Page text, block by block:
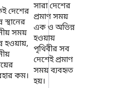
দেশের
স্থানের
সময়
হওয়ায়,
কম।
সারা দেশের
প্রমাণ সময়
এক ও অভিন্ন
হওয়ায়
পৃথিবীর সব
দেশেই প্রমাণ
সময় ব্যবহৃত
হয়।